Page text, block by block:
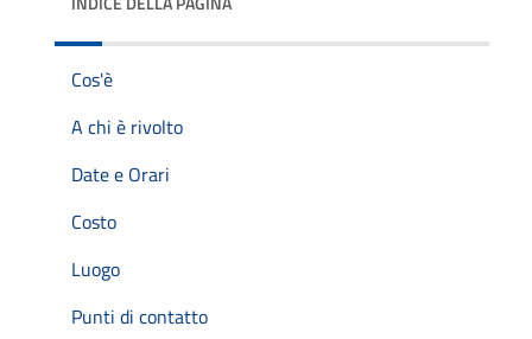
Cos'è
A chi è rivolto
Date e Orari
Costo
Luogo
Punti di contatto